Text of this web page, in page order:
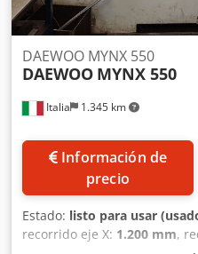
Italia 1.345 km
DAEWOO MYNX 550
DAEWOO MYNX 550
Información de
precio
Estado: listo para usar
recorrido eje X: 1.200 mm,